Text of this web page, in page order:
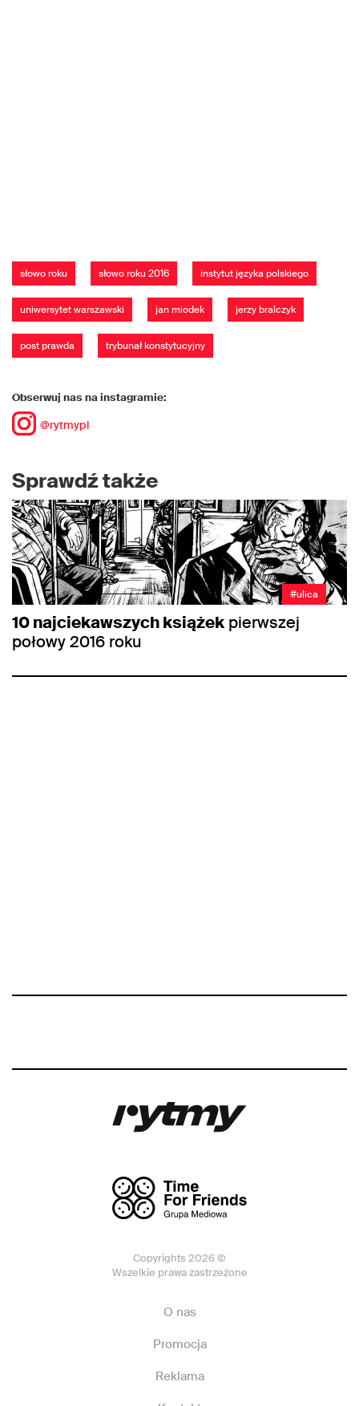
słowo roku słowo roku 2016 instytut języka polskiego
uniwersytet warszawski jan miodek jerzy bralczyk
post prawda trybunał konstytucyjny
Obserwuj nas na instagramie:
@rytmypl
Sprawdź także
#ulica
10 najciekawszych książek pierwszej
połowy 2016 roku
Copyrights 2026 ©
Wszelkie prawa zastrzeżone
O nas
Promocja
Reklama